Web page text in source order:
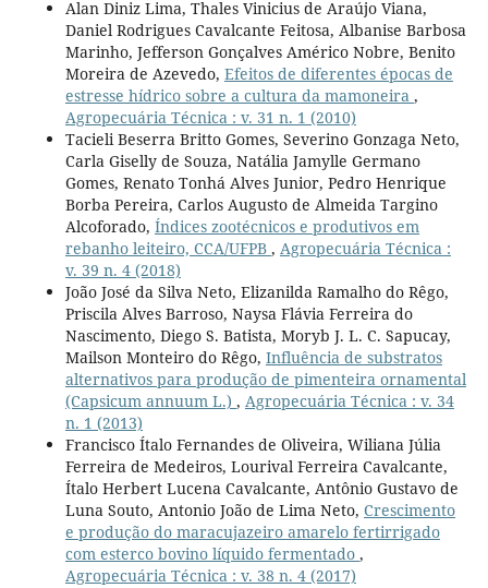
Alan Diniz Lima, Thales Vinicius de Araújo Viana,
Daniel Rodrigues Cavalcante Feitosa, Albanise Barbosa
Marinho, Jefferson Gonçalves Américo Nobre, Benito
Moreira de Azevedo, Efeitos de diferentes épocas de
estresse hídrico sobre a cultura da mamoneira ,
Agropecuária Técnica : v. 31 n. 1 (2010)
Tacieli Beserra Britto Gomes, Severino Gonzaga Neto,
Carla Giselly de Souza, Natália Jamylle Germano
Gomes, Renato Tonhá Alves Junior, Pedro Henrique
Borba Pereira, Carlos Augusto de Almeida Targino
Alcoforado, Índices zootécnicos e produtivos em
rebanho leiteiro, CCA/UFPB , Agropecuária Técnica :
v. 39 n. 4 (2018)
João José da Silva Neto, Elizanilda Ramalho do Rêgo,
Priscila Alves Barroso, Naysa Flávia Ferreira do
Nascimento, Diego S. Batista, Moryb J. L. C. Sapucay,
Mailson Monteiro do Rêgo, Influência de substratos
alternativos para produção de pimenteira ornamental
(Capsicum annuum L.) , Agropecuária Técnica : v. 34
n. 1 (2013)
Francisco Ítalo Fernandes de Oliveira, Wiliana Júlia
Ferreira de Medeiros, Lourival Ferreira Cavalcante,
Ítalo Herbert Lucena Cavalcante, Antônio Gustavo de
Luna Souto, Antonio João de Lima Neto, Crescimento
e produção do maracujazeiro amarelo fertirrigado
com esterco bovino líquido fermentado ,
Agropecuária Técnica : v. 38 n. 4 (2017)